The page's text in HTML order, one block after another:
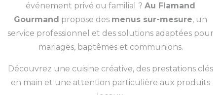
événement privé ou familial ? Au Flamand
Gourmand propose des menus sur-mesure, un
service professionnel et des solutions adaptées pour
mariages, baptêmes et communions.
Découvrez une cuisine créative, des prestations clés
en main et une attention particulière aux produits